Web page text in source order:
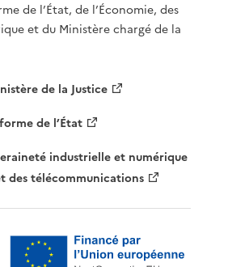
de l’État, de l’Économie, des
et du Ministère chargé de la
de la Justice
de l’État
industrielle et numérique
des télécommunications